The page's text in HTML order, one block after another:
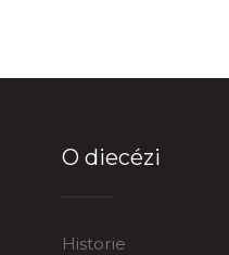
O diecézi
Historie